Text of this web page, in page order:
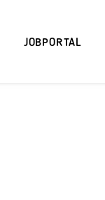
JOBPORTAL